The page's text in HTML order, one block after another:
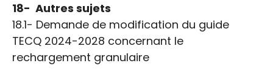
18- Autres sujets
18.1- Demande de modification du guide
TECQ 2024-2028 concernant le
rechargement granulaire